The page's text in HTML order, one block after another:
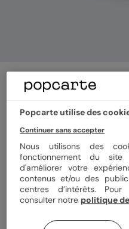
Merci atsem coloré
Matériau
Format
Popcarte utilise des
Continuer sans accepter
Nous utilisons des
fonctionnement du
d'améliorer votre
contenus et/ou des
centres d’intérêts. Pour
consulter notre politique